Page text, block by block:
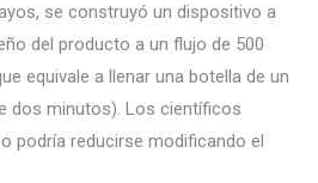
se construyó un dispositivo a
del producto a un flujo de 500
equivale a llenar una botella de un
dos minutos). Los científicos
podría reducirse modificando el